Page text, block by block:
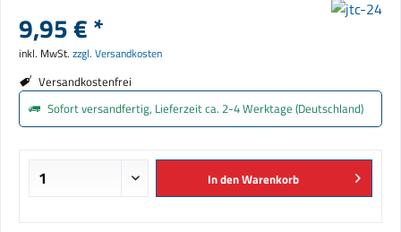
9,95 € *
inkl. MwSt. zzgl. Versandkosten
Versandkostenfrei
Sofort versandfertig, Lieferzeit ca. 2-4 Werktage (Deutschland)
In denWarenkorb